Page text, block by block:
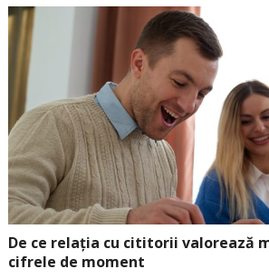
De ce relația cu cititorii valorează
cifrele de moment